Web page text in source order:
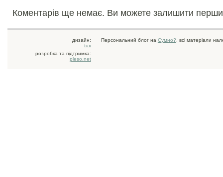
Коментарів ще немає. Ви можете залишити
дизайн:
tux
розробка та підтримка:
pleso.net
Персональний блог на Сумно? , всі матеріали